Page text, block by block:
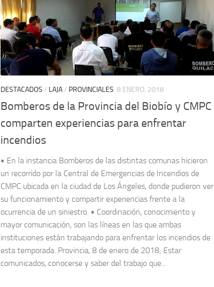
DESTACADOS / LAJA/ PROVINCIALES 8 ENERO, 2018
Bomberos de la Provincia del Biobío y CMPC
comparten experiencias para enfrentar
incendios
• En la instancia Bomberos de las distintas comunas hicieron
un recorrido por la Central de Emergencias de Incendios de
CMPC ubicada en la ciudad de Los Ángeles, donde pudieron ver
su funcionamiento y compartir experiencias frente a la
ocurrencia de un siniestro. • Coordinación, conocimiento y
mayor comunicación, son las líneas en las que ambas
instituciones están trabajando para enfrentar los incendios de
esta temporada. Provincia, 8 de enero de 2018; Estar
comunicados, conocerse y saber del trabajo que...